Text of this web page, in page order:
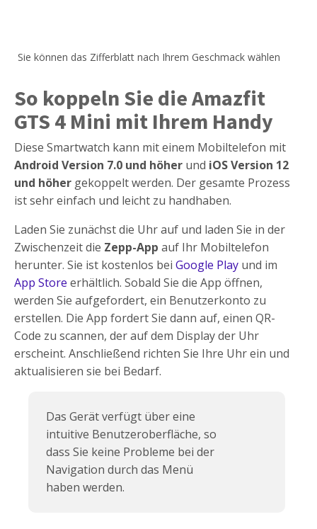
Sie können das Zifferblatt nach Ihrem Geschmack wählen
So koppeln Sie die Amazfit
GTS 4 Mini mit Ihrem Handy
Diese Smartwatch kann mit einem Mobiltelefon mit
Android Version 7.0 und höher und iOS Version 12
und höher gekoppelt werden. Der gesamte Prozess
ist sehr einfach und leicht zu handhaben.
Laden Sie zunächst die Uhr auf und laden Sie in der
Zwischenzeit die Zepp-App auf Ihr Mobiltelefon
herunter. Sie ist kostenlos bei Google Play und im
App Store erhältlich. Sobald Sie die App öffnen,
werden Sie aufgefordert, ein Benutzerkonto zu
erstellen. Die App fordert Sie dann auf, einen QR-
Code zu scannen, der auf dem Display der Uhr
erscheint. Anschließend richten Sie Ihre Uhr ein und
aktualisieren sie bei Bedarf.
Das Gerät verfügt über eine
intuitive Benutzeroberfläche, so
dass Sie keine Probleme bei der
Navigation durch das Menü
haben werden.